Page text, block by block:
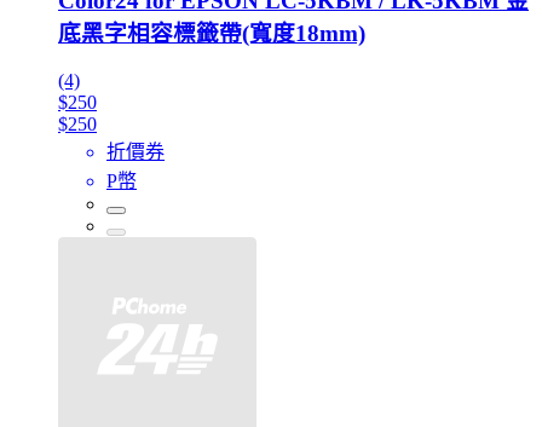
底黑字相容標籤帶(寬度18mm)
(4)
$250
$250
折價券
P幣